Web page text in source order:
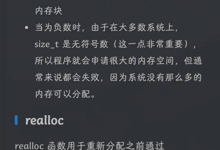
内存块
当为负数时，由于在大多数系统上，
size_t 是无符号数（这一点非常重要），
所以程序就会申请很大的内存空间，但通
常来说都会失败，因为系统没有那么多的
内存可以分配。
realloc
realloc 函数用于重新分配之前通过